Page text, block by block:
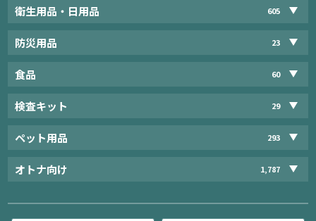
衛生用品・日用品 605
防災用品 23
食品 60
検査キット 29
ペット用品 293
オトナ向け 1,787